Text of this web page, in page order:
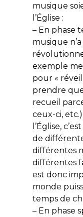
musique
l’Église :
– En phase
musique
exemple
pour «
prendre
recueil
ceux-ci,
l’Église,
de
différentes
différentes
est donc
monde
temps de
– En phase